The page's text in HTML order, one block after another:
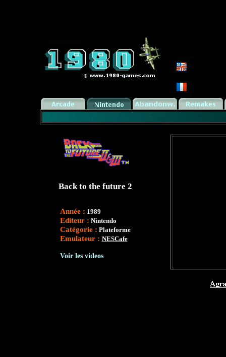
Back to the future 2
Année : 1989
Editeur : Nintendo
Catégorie : Plateforme
Emulateur : NESCafe
Voir les videos